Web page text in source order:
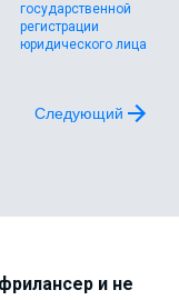
государственной
регистрации
юридического лица
Следующий
и не